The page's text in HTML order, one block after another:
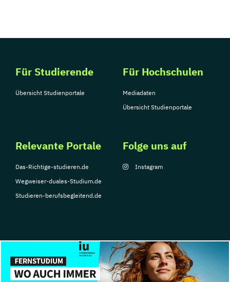
Für Studierende
Übersicht Studienportale
Für Hochschulen
Mediadaten
Übersicht Studienportale
Relevante Portale
Das-Richtige-studieren.de
Wegweiser-duales-Studium.de
Studieren-berufsbegleitend.de
Folge uns auf
Instagram
© Copyright 2026, TarGroup Media GmbH
Impressum
Über Datenschutzerklärung Nutzungsbedingungen